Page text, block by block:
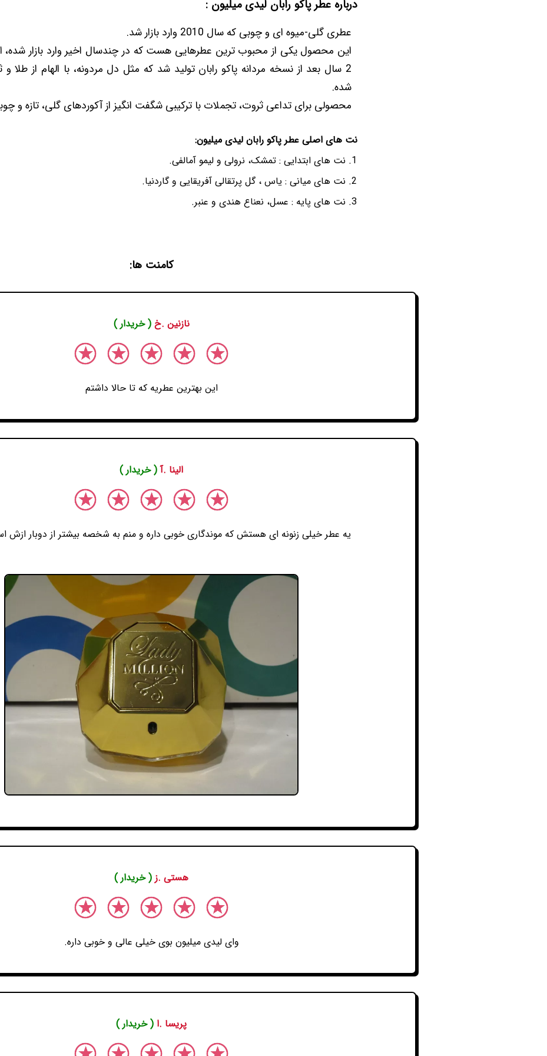
درباره عطر پاکو رابان لیدی میلیون :
عطری گلی-میوه ای و چوبی که سال 2010 وارد بازار شد.
این محصول یکی از محبوب ترین عطرهایی هست که در چندسال اخیر وارد بازار
2 سال بعد از نسخه مردانه پاکو رابان تولید شد که مثل دل مردونه، با الهام از طلا
شده.
محصولی برای تداعی ثروت، تجملات با ترکیبی شگفت انگیز از آکوردهای گلی، تازه و
نت های اصلی عطر پاکو رابان لیدی میلیون:
نت های ابتدایی : تمشک، نرولی و لیمو آمالفی.
نت های میانی : یاس ، گل پرتقالی آفریقایی و گاردنیا.
نت های پایه : عسل، نعناع هندی و عنبر.
کامنت ها:
نازنین .خ( خریدار )
این بهترین عطریه که تا حالا داشتم
الینا .آ( خریدار )
یه عطر خیلی زنونه ای هستش که موندگاری خوبی داره و منم به شخصه بیشتر از دوبار ازش
هستی .ز( خریدار )
وای لیدی میلیون بوی خیلی عالی و خوبی داره.
پریسا .ا ( خریدار )